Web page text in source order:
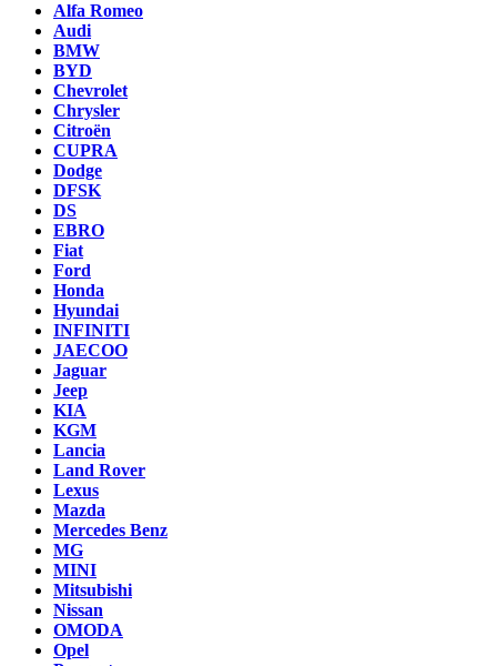
Alfa Romeo
Audi
BMW
BYD
Chevrolet
Chrysler
Citroën
CUPRA
Dodge
DFSK
DS
EBRO
Fiat
Ford
Honda
Hyundai
INFINITI
JAECOO
Jaguar
Jeep
KIA
KGM
Lancia
Land Rover
Lexus
Mazda
Mercedes Benz
MG
MINI
Mitsubishi
Nissan
OMODA
Opel